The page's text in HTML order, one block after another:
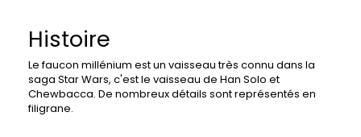
Histoire
Le faucon millénium est un vaisseau très connu dans la
saga Star Wars, c'est le vaisseau de Han Solo et
Chewbacca. De nombreux détails sont représentés en
filigrane.